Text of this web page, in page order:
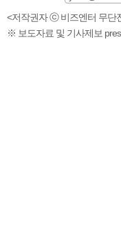
<저작권자 ⓒ 비즈엔터 무단
※ 보도자료 및 기사제보